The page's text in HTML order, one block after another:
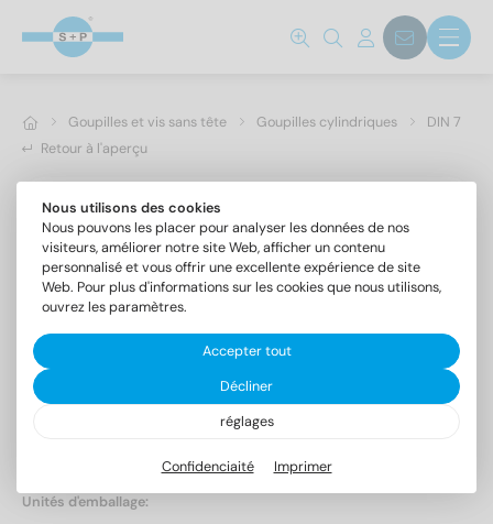
Goupilles et vis sans tête Goupilles cylindriques DIN 7
Retour à l'aperçu
DIN 7 1.4305 20m6X80
Goupilles cylindriques forme A, tolérance m6
Unités d'emballage:
Nous utilisons des cookies
Nous pouvons les placer pour analyser les données de nos
visiteurs, améliorer notre site Web, afficher un contenu
personnalisé et vous offrir une excellente expérience de site
Web. Pour plus d'informations sur les cookies que nous utilisons,
ouvrez les paramètres.
Accepter tout
Décliner
réglages
Confidenciaité Imprimer